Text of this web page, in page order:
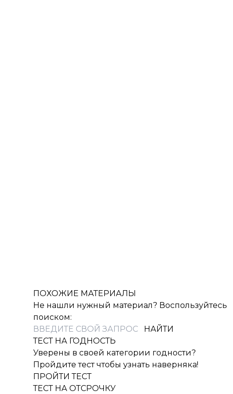
ПОХОЖИЕ МАТЕРИАЛЫ
Не нашли нужный материал? Воспользуйтесь
поиском:
ТЕСТ НА ГОДНОСТЬ
Уверены в своей категории годности?
Пройдите тест чтобы узнать наверняка!
ПРОЙТИ ТЕСТ
ТЕСТ НА ОТСРОЧКУ